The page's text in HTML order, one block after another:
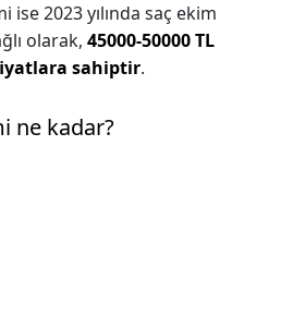
2023 yılında saç ekim
olarak, 45000-50000 TL
sahiptir.
ne kadar?